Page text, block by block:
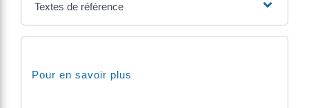
Textes de référence
Pour en savoir plus